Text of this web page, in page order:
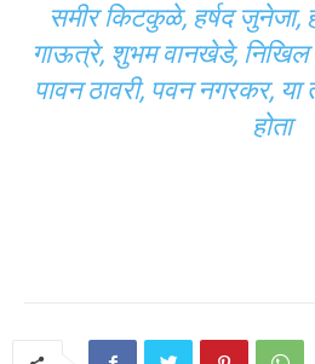
समीर किटकुळे, हर्षद जुनेजा,
गाऊत्रे, शुभम वानखेडे,
पावन ठावरी, पवन नगरकर,
होता